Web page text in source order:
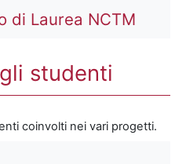
di Laurea NCTM
studenti
coinvolti nei vari progetti.